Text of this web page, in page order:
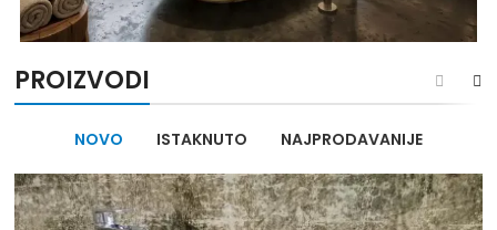
PROIZVODI
NOVO ISTAKNUTO NAJPRODAVANIJE